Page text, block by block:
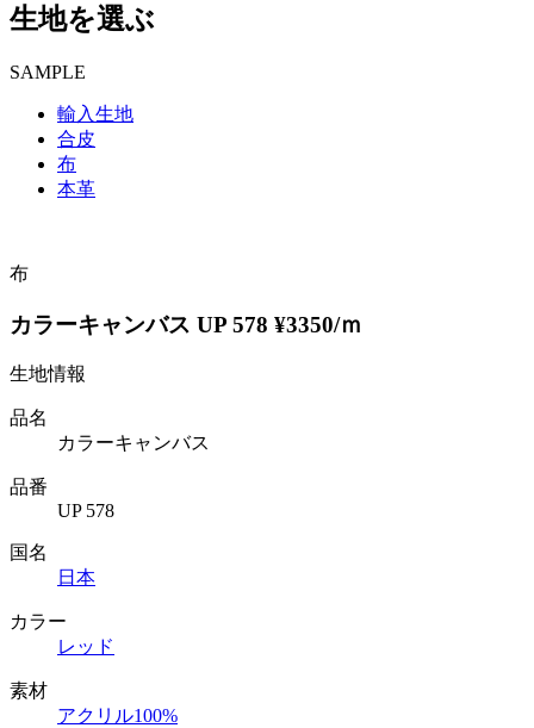
生地を選ぶ
SAMPLE
輸入生地
合皮
布
本革
布
カラーキャンバス UP 578 ¥3350/ｍ
生地情報
品名
カラーキャンバス
品番
UP 578
国名
日本
カラー
レッド
素材
アクリル100%